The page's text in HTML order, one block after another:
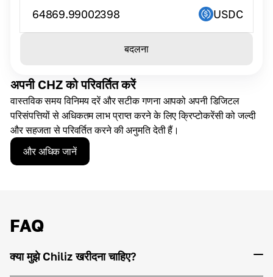
अपनी CHZ को परिवर्तित करें
वास्तविक समय विनिमय दरें और सटीक गणना आपको अपनी डिजिटल
परिसंपत्तियों से अधिकतम लाभ प्राप्त करने के लिए क्रिप्टोकरेंसी को जल्दी
और सहजता से परिवर्तित करने की अनुमति देती हैं।
और अधिक जानें
64869.99002398 USDC
बदलना
FAQ
क्या मुझे Chiliz खरीदना चाहिए?